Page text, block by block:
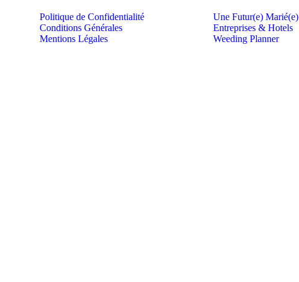
Politique de Confidentialité
Conditions Générales
Mentions Légales
Une Futur(e) Marié(e)
Entreprises & Hotels
Weeding Planner